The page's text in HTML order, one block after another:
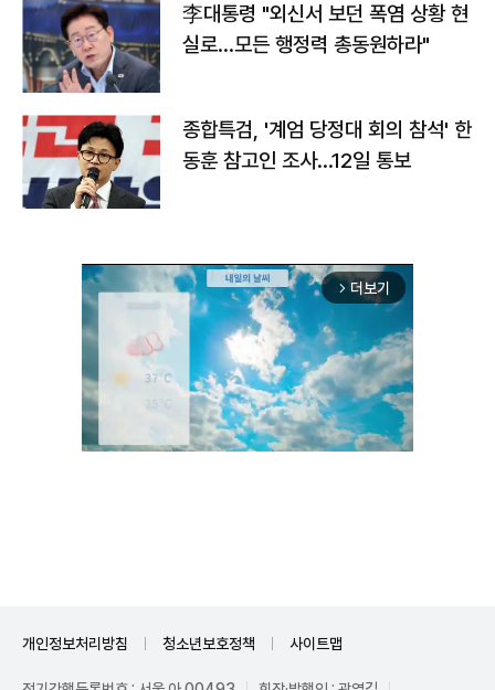
李대통령 "외신서 보던 폭염 상황 현
실로…모든 행정력 총동원하라"
종합특검, '계엄 당정대 회의 참석' 한
동훈 참고인 조사...12일 통보
arrow_forward_ios 더보기
개인정보처리방침 청소년보호정책 사이트맵